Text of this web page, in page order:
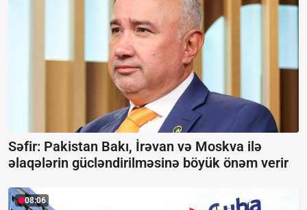
Səfir: Pakistan Bakı, İrəvan və Moskva ilə
əlaqələrin gücləndirilməsinə böyük önəm verir
08:06